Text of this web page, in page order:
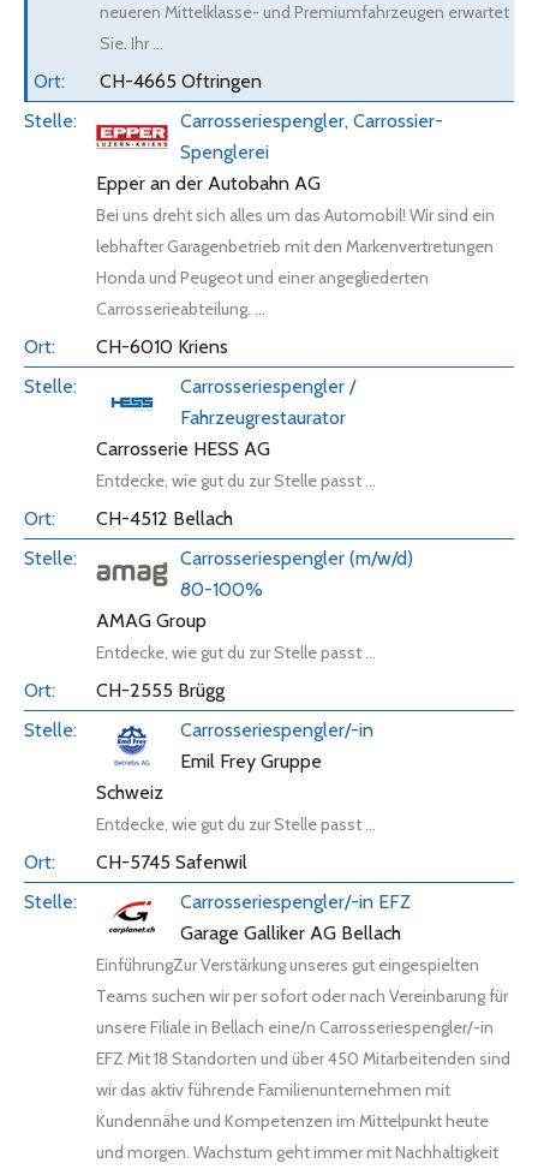
neueren Mittelklasse- und Premiumfahrzeugen erwartet
Sie. Ihr ...
CH-4665 Oftringen
Carrosseriespengler, Carrossier-
Spenglerei
Epper an der Autobahn AG
Bei uns dreht sich alles um das Automobil! Wir sind ein
lebhafter Garagenbetrieb mit den Markenvertretungen
Honda und Peugeot und einer angegliederten
Carrosserieabteilung. ...
CH-6010 Kriens
Carrosseriespengler /
Fahrzeugrestaurator
Carrosserie HESS AG
Entdecke, wie gut du zur Stelle passt ...
CH-4512 Bellach
Carrosseriespengler (m/w/d)
80-100%
AMAG Group
Entdecke, wie gut du zur Stelle passt ...
CH-2555 Brügg
Carrosseriespengler/-in
Emil Frey Gruppe
Schweiz
Entdecke, wie gut du zur Stelle passt ...
CH-5745 Safenwil
Carrosseriespengler/-in EFZ
Garage Galliker AG Bellach
EinführungZur Verstärkung unseres gut eingespielten
Teams suchen wir per sofort oder nach Vereinbarung für
unsere Filiale in Bellach eine/n Carrosseriespengler/-in
EFZ Mit 18 Standorten und über 450 Mitarbeitenden sind
wir das aktiv führende Familienunternehmen mit
Kundennähe und Kompetenzen im Mittelpunkt heute
und morgen. Wachstum geht immer mit Nachhaltigkeit